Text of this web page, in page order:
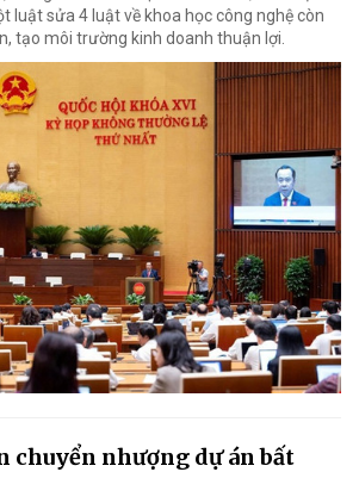
luật sửa 4 luật về khoa học công nghệ còn
tạo môi trường kinh doanh thuận lợi.
chuyển nhượng dự án bất